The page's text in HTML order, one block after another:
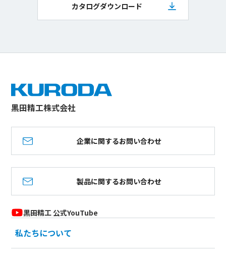
カタログダウンロード
黒田精工株式会社
企業に関するお問い合わせ
製品に関するお問い合わせ
黒田精工 公式YouTube
私たちについて